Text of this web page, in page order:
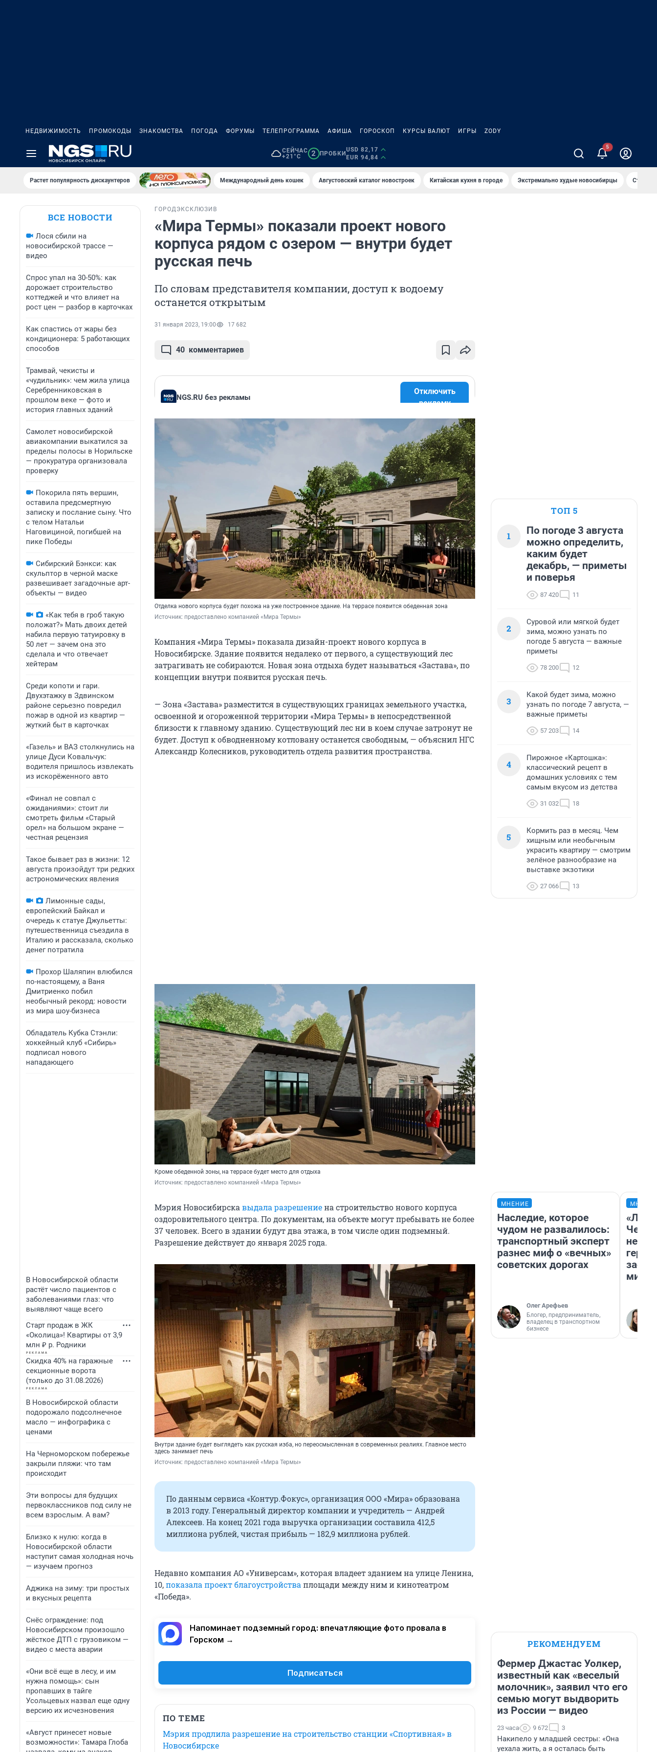
НЕДВИЖИМОСТЬ ПРОМОКОДЫ ЗНАКОМСТВА ПОГОДА ФОРУМЫ ТЕЛЕПРОГРАММА АФИША ГОРОСКОП КУРСЫ ВАЛЮТ ИГРЫ ZODY
СЕЙЧАС
+21°C
2 ПРОБКИ
USD 82,17
EUR 94,84
5
Растет популярность дискаунтеров Международный день кошек Августовский каталог новостроек Китайская кухня в городе Экстремально худые новосибирцы Старт
ВСЕ НОВОСТИ
Лося сбили на
новосибирской трассе —
видео
Спрос упал на 30-50%: как
дорожает строительство
коттеджей и что влияет на
рост цен — разбор в карточках
Как спастись от жары без
кондиционера: 5 работающих
способов
Трамвай, чекисты и
«чудильник»: чем жила улица
Серебренниковская в
прошлом веке — фото и
история главных зданий
Самолет новосибирской
авиакомпании выкатился за
пределы полосы в Норильске
— прокуратура организовала
проверку
Покорила пять вершин,
оставила предсмертную
записку и послание сыну. Что
с телом Натальи
Наговициной, погибшей на
пике Победы
Сибирский Бэнкси: как
скульптор в черной маске
развешивает загадочные арт-
объекты — видео
«Как тебя в гроб такую
положат?» Мать двоих детей
набила первую татуировку в
50 лет — зачем она это
сделала и что отвечает
хейтерам
Среди копоти и гари.
Двухэтажку в Здвинском
районе серьезно повредил
пожар в одной из квартир —
жуткий быт в карточках
«Газель» и ВАЗ столкнулись на
улице Дуси Ковальчук:
водителя пришлось извлекать
из искорёженного авто
«Финал не совпал с
ожиданиями»: стоит ли
смотреть фильм «Старый
орел» на большом экране —
честная рецензия
Такое бывает раз в жизни: 12
августа произойдут три редких
астрономических явления
Лимонные сады,
европейский Байкал и
очередь к статуе Джульетты:
путешественница съездила в
Италию и рассказала, сколько
денег потратила
Прохор Шаляпин влюбился
по-настоящему, а Ваня
Дмитриенко побил
необычный рекорд: новости
из мира шоу-бизнеса
Обладатель Кубка Стэнли:
хоккейный клуб «Сибирь»
подписал нового
нападающего
В Новосибирской области
растёт число пациентов с
заболеваниями глаз: что
выявляют чаще всего
Старт продаж в ЖК
«Околица»! Квартиры от 3,9
млн ₽ р. Родники
Скидка 40% на гаражные
секционные ворота
(только до 31.08.2026)
В Новосибирской области
подорожало подсолнечное
масло — инфографика с
ценами
На Черноморском побережье
закрыли пляжи: что там
происходит
Эти вопросы для будущих
первоклассников под силу не
всем взрослым. А вам?
Близко к нулю: когда в
Новосибирской области
наступит самая холодная ночь
— изучаем прогноз
Аджика на зиму: три простых
и вкусных рецепта
Снёс ограждение: под
Новосибирском произошло
жёсткое ДТП с грузовиком —
видео с места аварии
«Они всё еще в лесу, и им
нужна помощь»: сын
пропавших в тайге
Усольцевых назвал еще одну
версию их исчезновения
«Август принесет новые
возможности»: Тамара Глоба
ГОРОДЭКСКЛЮЗИВ
«Мира Термы» показали проект нового
корпуса рядом с озером — внутри будет
русская печь
По словам представителя компании, доступ к водоему
останется открытым
31 января 2023, 19:00 17 682
40 комментариев
NGS.RU без рекламы
Отключить
рекламу
Отделка нового корпуса будет похожа на уже построенное здание. На террасе появится обеденная зона
Источник: предоставлено компанией «Мира Термы»
Компания «Мира Термы» показала дизайн-проект нового корпуса в
Новосибирске. Здание появится недалеко от первого, а существующий лес
затрагивать не собираются. Новая зона отдыха будет называться «Застава», по
концепции внутри появится русская печь.
— Зона «Застава» разместится в существующих границах земельного участка,
освоенной и огороженной территории «Мира Термы» в непосредственной
близости к главному зданию. Существующий лес ни в коем случае затронут не
будет. Доступ к обводненному котловану останется свободным, — объяснил НГС
Александр Колесников, руководитель отдела развития пространства.
Кроме обеденной зоны, на террасе будет место для отдыха
Источник: предоставлено компанией «Мира Термы»
Мэрия Новосибирска выдала разрешениена строительство нового корпуса
оздоровительного центра. По документам, на объекте могут пребывать не более
37 человек. Всего в здании будут два этажа, в том числе один подземный.
Разрешение действует до января 2025 года.
Внутри здание будет выглядеть как русская изба, но переосмысленная в современных реалиях. Главное место
здесь занимает печь
Источник: предоставлено компанией «Мира Термы»
По данным сервиса «Контур.Фокус», организация ООО «Мира» образована
в 2013 году. Генеральный директор компании и учредитель — Андрей
Алексеев. На конец 2021 года выручка организации составила 412,5
миллиона рублей, чистая прибыль — 182,9 миллиона рублей.
Недавно компания АО «Универсам», которая владеет зданием на улице Ленина,
10,показала проект благоустройства площади между ним и кинотеатром
«Победа».
Напоминает подземный город: впечатляющие фото провала в
Горском →
Подписаться
ПО ТЕМЕ
Мэрия продлила разрешение на строительство станции «Спортивная» в
Новосибирске
ТОП 5
1
По погоде 3 августа
можно определить,
каким будет
декабрь, — приметы
и поверья
87 420 11
2
Суровой или мягкой будет
зима, можно узнать по
погоде 5 августа — важные
приметы
78 200 12
3
Какой будет зима, можно
узнать по погоде 7 августа, —
важные приметы
57 203 14
4
Пирожное «Картошка»:
классический рецепт в
домашних условиях с тем
самым вкусом из детства
31 032 18
5
Кормить раз в месяц. Чем
хищным или необычным
украсить квартиру — смотрим
зелёное разнообразие на
выставке экзотики
27 066 13
МНЕНИЕ
Наследие, которое
чудом не развалилось:
транспортный эксперт
разнес миф о «вечных»
советских дорогах
Олег Арефьев
Блогер, предприниматель,
владелец в транспортном
бизнесе
Чем
герои
РЕКОМЕНДУЕМ
Фермер Джастас Уолкер,
известный как «веселый
молочник», заявил что его
семью могут выдворить
из России — видео
23 часа 9 672 3
Накипело у младшей сестры: «Она
уехала жить, а я осталась быть